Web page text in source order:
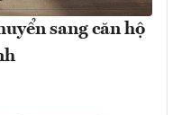
sang căn hộ